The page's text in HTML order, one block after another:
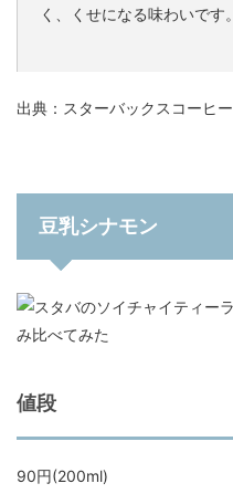
く、くせになる味わいです。
出典：スターバックスコーヒー
豆乳シナモン
値段
90円(200ml)